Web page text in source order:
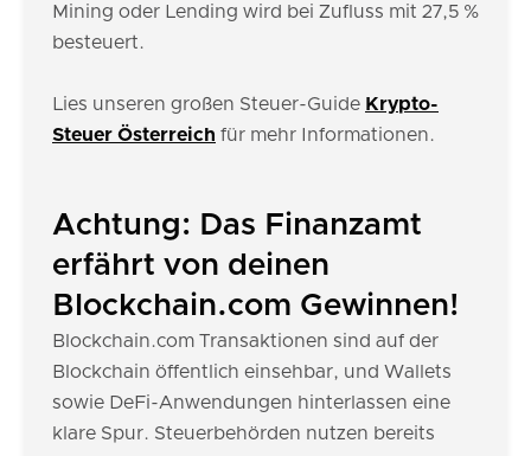
Mining oder Lending wird bei Zufluss mit 27,5 %
besteuert.
Lies unseren großen Steuer-Guide Krypto-
Steuer Österreich für mehr Informationen.
Achtung: Das Finanzamt
erfährt von deinen
Blockchain.com Gewinnen!
Blockchain.com Transaktionen sind auf der
Blockchain öffentlich einsehbar, und Wallets
sowie DeFi-Anwendungen hinterlassen eine
klare Spur. Steuerbehörden nutzen bereits